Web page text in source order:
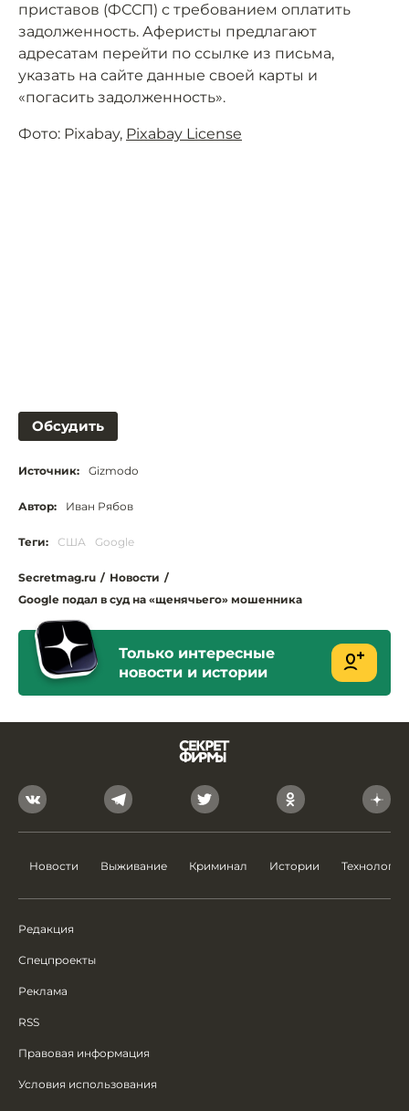
приставов (ФССП) с требованием оплатить
задолженность. Аферисты предлагают
адресатам перейти по ссылке из письма,
указать на сайте данные своей карты и
«погасить задолженность».
Фото: Pixabay, Pixabay License
Обсудить
Источник: Gizmodo
Автор: Иван Рябов
Теги: США Google
Secretmag.ru / Новости /
Google подал в суд на «щенячьего» мошенника
Только интересные
новости и истории
Новости Выживание Криминал Истории Технологии
Редакция
Спецпроекты
Реклама
RSS
Правовая информация
Условия использования